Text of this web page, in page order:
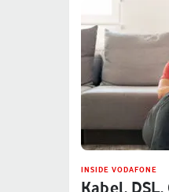
INSIDE VODAFONE
Kabel,